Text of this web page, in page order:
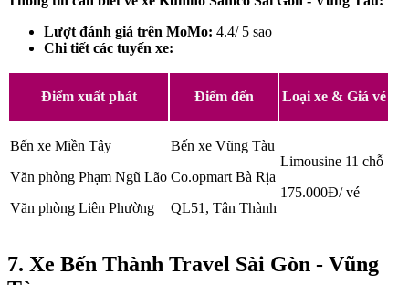
Lượt đánh giá trên MoMo: 4.4/ 5 sao
Chi tiết các tuyến xe:
Điểm xuất phát Điểm đến Loại xe & Giá vé
Bến xe Miền Tây
Văn phòng Phạm Ngũ Lão
Văn phòng Liên Phường
Bến xe Vũng Tàu
Co.opmart Bà Rịa
QL51, Tân Thành
Limousine 11 chỗ
175.000Đ/ vé
7. Xe Bến Thành Travel Sài Gòn - Vũng